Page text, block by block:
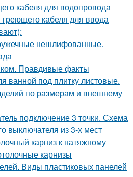
кабеля для водопровода
кабеля для ввода
нешлифованные.
Правдивые факты
ванной под плитку листовые.
по размерам и внешнему
подключение 3 точки. Схема
выключателя из 3-х мест
карниз к натяжному
карнизы
Виды пластиковых панелей